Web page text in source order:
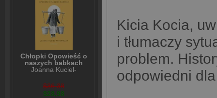
Chłopki Opowieść o
naszych babkach
Joanna Kuciel-
$36,38
$28,98
Kicia Kocia,
i tłumaczy
problem.
odpowiedni